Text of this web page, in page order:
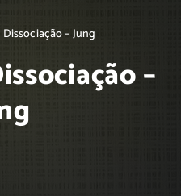
– Jung
–